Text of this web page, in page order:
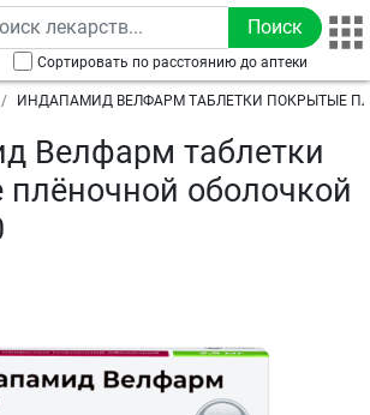
содержанию
Сортировать по расстоянию до аптеки
ИНДАПАМИД ВЕЛФАРМ ТАБЛЕТКИ ПОКРЫТЫЕ
Велфарм таблетки
оболочкой